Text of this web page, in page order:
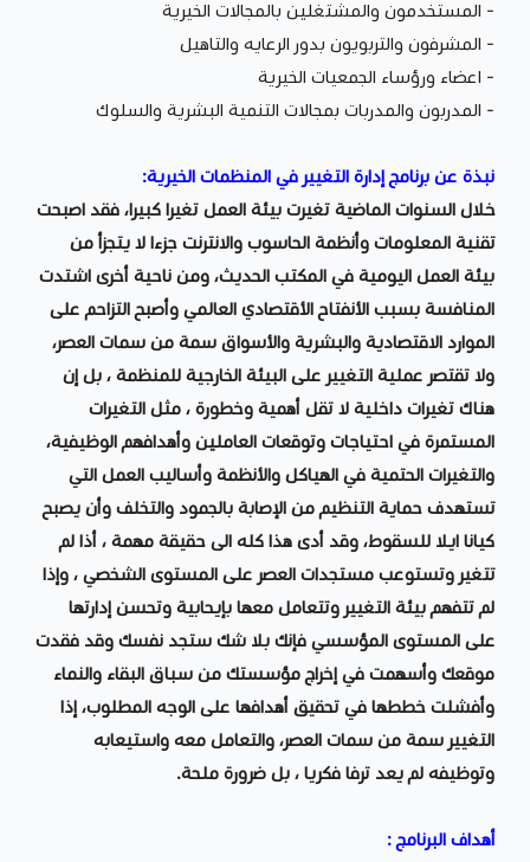
- المستخدمون والمشتغلين بالمجالات الخيرية
- المشرفون والتربويون بدور الرعايه والتاهيل
- اعضاء ورؤساء الجمعيات الخيرية
- المدربون والمدربات بمجالات التنمية البشرية والسلوك
نبذة عن برنامج إدارة التغيير في المنظمات الخيرية:
خلال السنوات الماضية تغيرت بيئة العمل تغيرا كبيرا، فقد اصبحت
تقنية المعلومات وأنظمة الحاسوب والانترنت جزءا لا يتجزأ من
بيئة العمل اليومية في المكتب الحديث، ومن ناحية أخرى اشتدت
المنافسة بسبب الأنفتاح الأقتصادي العالمي وأصبح التزاحم على
الموارد الاقتصادية والبشرية والأسواق سمة من سمات العصر،
ولا تقتصر عملية التغيير على البيئة الخارجية للمنظمة ، بل إن
هناك تغيرات داخلية لا تقل أهمية وخطورة ، مثل التغيرات
المستمرة في احتياجات وتوقعات العاملين وأهدافهم الوظيفية،
والتغيرات الحتمية في الهياكل والأنظمة وأساليب العمل التي
تستهدف حماية التنظيم من الإصابة بالجمود والتخلف وأن يصبح
كيانا ايلا للسقوط، وقد أدى هذا كله الى حقيقة مهمة ، أذا لم
تتغير وتستوعب مستجدات العصر على المستوى الشخصي ، وإذا
لم تتفهم بيئة التغيير وتتعامل معها بإيحابية وتحسن إدارتها
على المستوى المؤسسي فإنك بلا شك ستجد نفسك وقد فقدت
موقعك وأسهمت في إخراج مؤسستك من سباق البقاء والنماء
وأفشلت خططها في تحقيق أهدافها على الوجه المطلوب، إذا
التغيير سمة من سمات العصر، والتعامل معه واستيعابه
وتوظيفه لم يعد ترفا فكريا ، بل ضرورة ملحة.
أهداف البرنامج :